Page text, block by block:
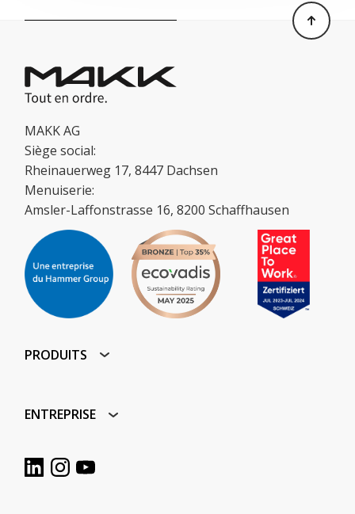
MAKK AG
Siège social:
Rheinauerweg 17, 8447 Dachsen
Menuiserie:
Amsler-Laffonstrasse 16, 8200 Schaffhausen
PRODUITS
ENTREPRISE